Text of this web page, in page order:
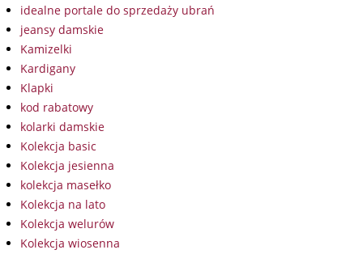
idealne portale do sprzedaży ubrań
jeansy damskie
Kamizelki
Kardigany
Klapki
kod rabatowy
kolarki damskie
Kolekcja basic
Kolekcja jesienna
kolekcja masełko
Kolekcja na lato
Kolekcja welurów
Kolekcja wiosenna